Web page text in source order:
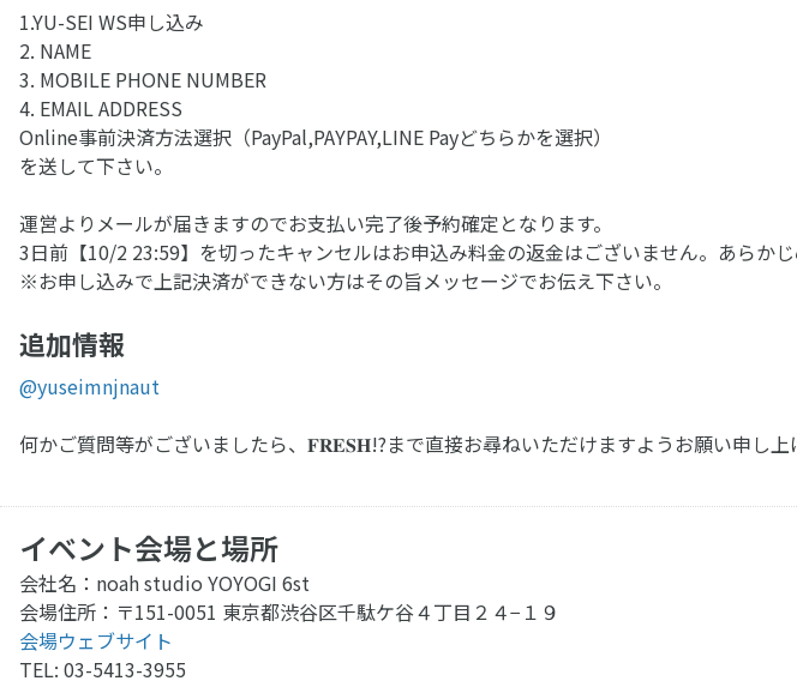
1.YU-SEI WS申し込み
2. NAME
3. MOBILE PHONE NUMBER
4. EMAIL ADDRESS
Online事前決済方法選択（PayPal,PAYPAY,LINE Payどちらかを選択）
を送して下さい。
運営よりメールが届きますのでお支払い完了後予約確定となります。
3日前【10/2 23:59】を切ったキャンセルはお申込み料金の返金はございません。あらかじ
※お申し込みで上記決済ができない方はその旨メッセージでお伝え下さい。
追加情報
@yuseimnjnaut
何かご質問等がございましたら、𝐅𝐑𝐄𝐒𝐇!?まで直接お尋ねいただけますようお願い申し上
イベント会場と場所
会社名：noah studio YOYOGI 6st
会場住所：〒151-0051 東京都渋谷区千駄ケ谷４丁目２４−１９
会場ウェブサイト
TEL: 03-5413-3955